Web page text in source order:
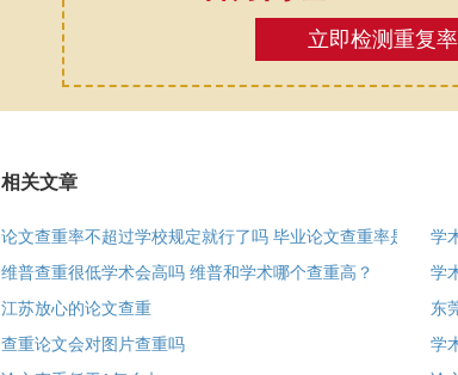
立即检测重复率
相关文章
论文查重率不超过学校规定就行了吗 毕业论文查重率是
维普查重很低学术会高吗 维普和学术哪个查重高？
江苏放心的论文查重
查重论文会对图片查重吗
学
学
东
学